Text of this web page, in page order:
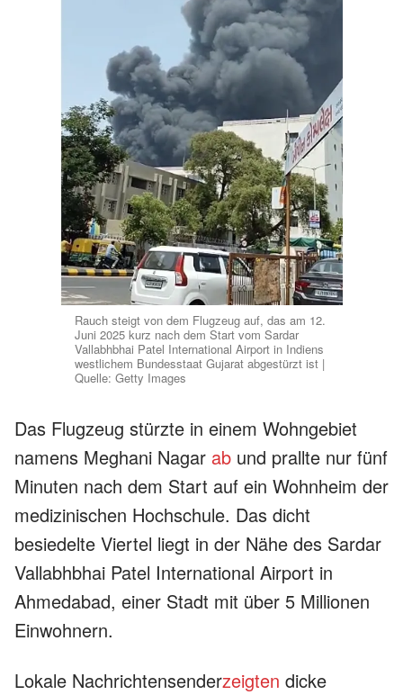
Rauch steigt von dem Flugzeug auf, das am 12.
Juni 2025 kurz nach dem Start vom Sardar
Vallabhbhai Patel International Airport in Indiens
westlichem Bundesstaat Gujarat abgestürzt ist |
Quelle: Getty Images
Das Flugzeug stürzte in einem Wohngebiet
namens Meghani Nagar ab und prallte nur fünf
Minuten nach dem Start auf ein Wohnheim der
medizinischen Hochschule. Das dicht
besiedelte Viertel liegt in der Nähe des Sardar
Vallabhbhai Patel International Airport in
Ahmedabad, einer Stadt mit über 5 Millionen
Einwohnern.
Lokale Nachrichtensenderzeigten dicke